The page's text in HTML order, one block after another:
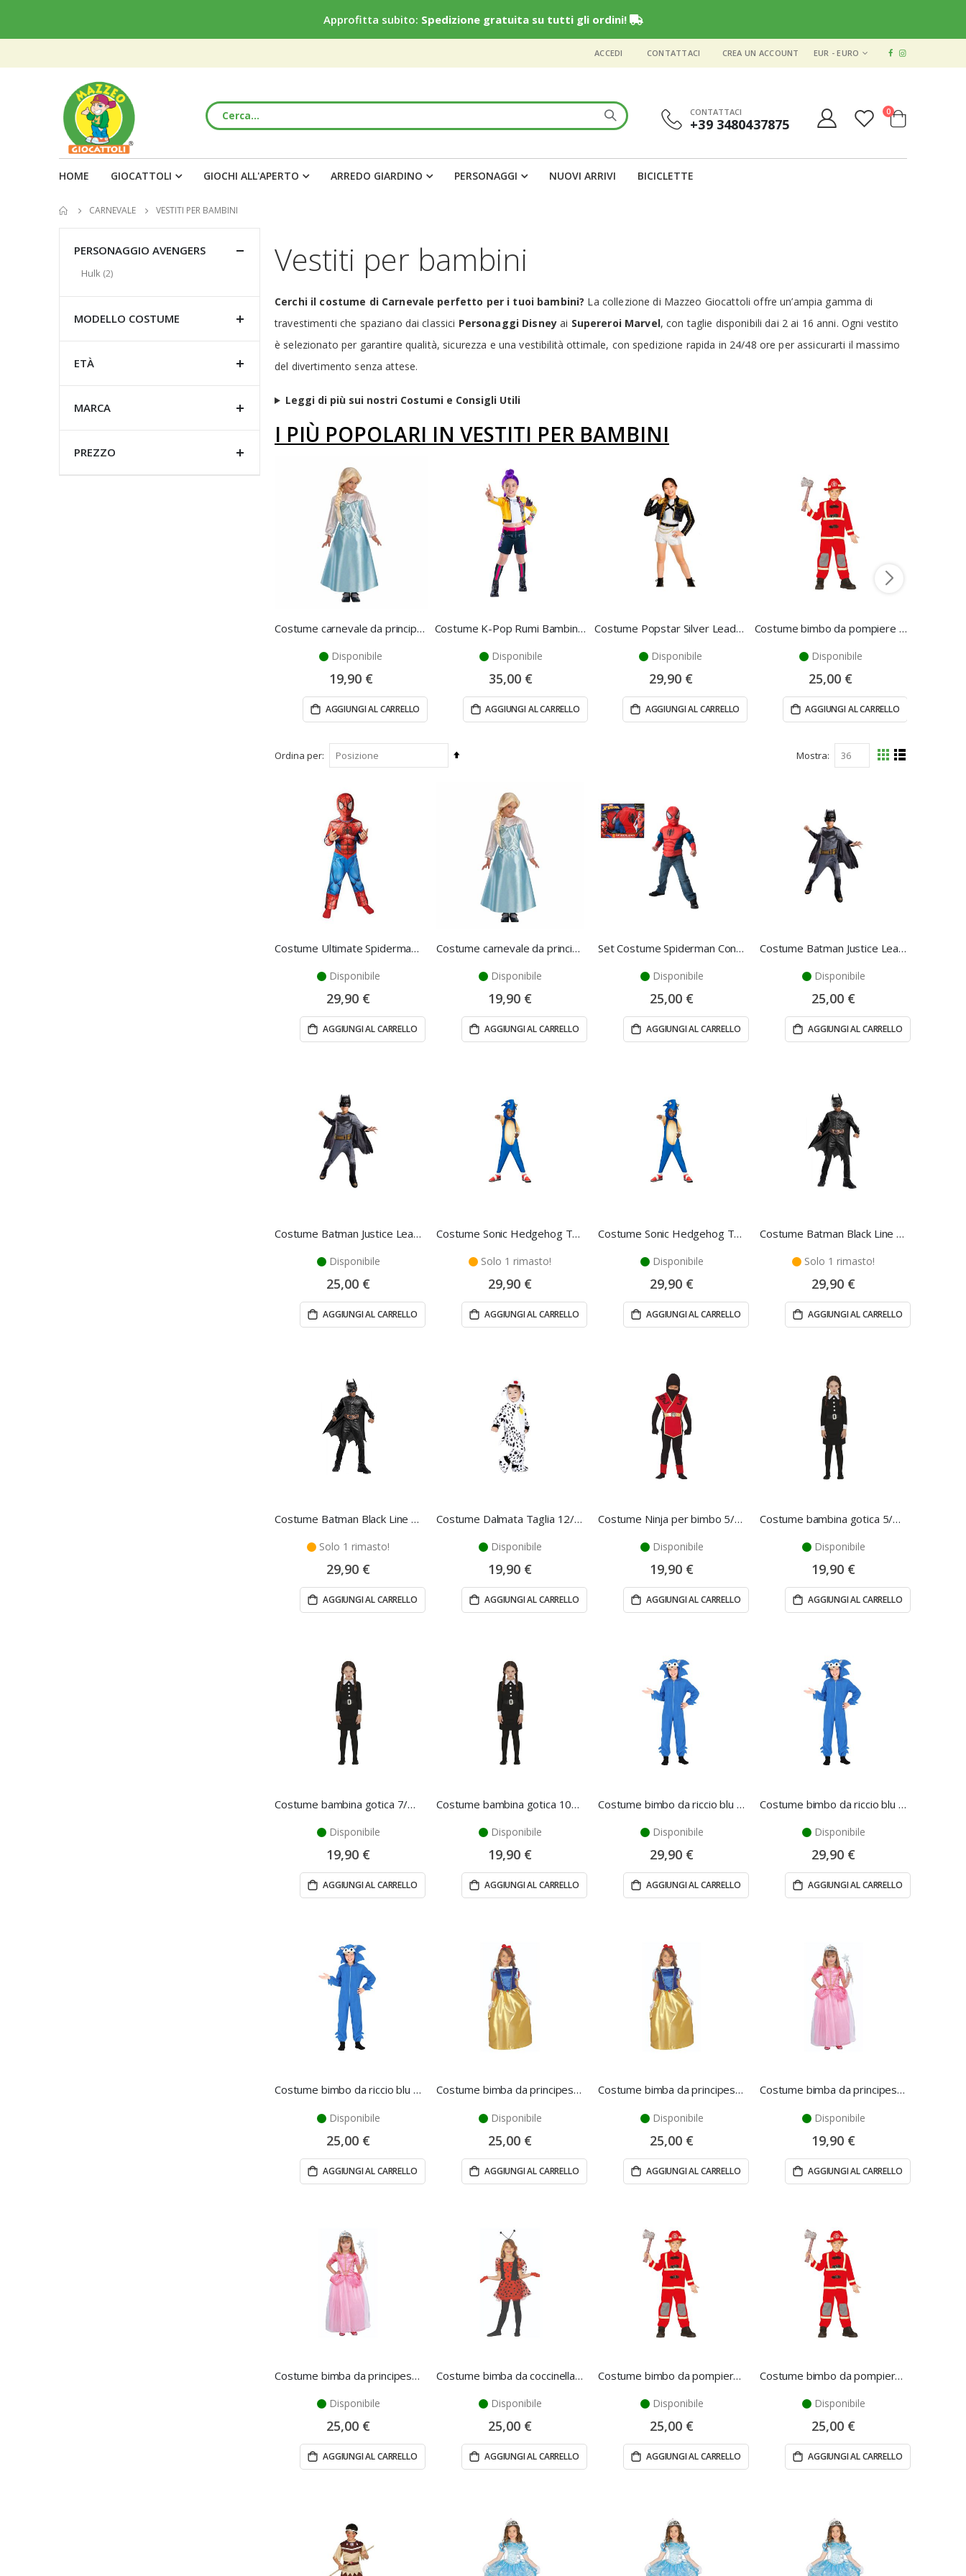
Approfitta subito: Spedizione gratuita su tutti gli ordini!
VALUTA
EUR - EURO
ACCEDI CONTATTACI CREA UN ACCOUNT
CONTATTACI
+39 3480437875 Cart
0elementi
HOME GIOCATTOLI GIOCHI ALL'APERTO ARREDO GIARDINO PERSONAGGI NUOVI ARRIVI BICICLETTE
CARNEVALE VESTITI PER BAMBINI
Vestiti per bambini
Cerchi il costume di Carnevale perfetto per i tuoi bambini? La collezione di Mazzeo Giocattoli offre un’ampia gamma di
travestimenti che spaziano dai classici Personaggi Disney ai Supereroi Marvel, con taglie disponibili dai 2 ai 16 anni. Ogni vestito
è selezionato per garantire qualità, sicurezza e una vestibilità ottimale, con spedizione rapida in 24/48 ore per assicurarti il massimo
del divertimento senza attese.
Leggi di più sui nostri Costumi e Consigli Utili
I PIÙ POPOLARI IN VESTITI PER BAMBINI
Costume carnevale da principessa, per bambina, taglia IV
Disponibile
19,90 €
AGGIUNGI AL CARRELLO
Costume K-Pop Rumi Bambina 7/8 anni - Rubies
Disponibile
35,00 €
AGGIUNGI AL CARRELLO
Costume Popstar Silver Leader Bambina 7/9 anni - Guirca
Disponibile
29,90 €
AGGIUNGI AL CARRELLO
Costume bimbo da pompiere 5/6 anni - Fiestas Guirca
Disponibile
25,00 €
AGGIUNGI AL CARRELLO
Ordina per
Imposta
decrescente
Mostra
Mostra
Griglia
Lista
Costume Ultimate Spiderman Taglia Medium
Disponibile
29,90 €
AGGIUNGI AL CARRELLO
Costume carnevale da principessa, per bambina, taglia IV
Disponibile
19,90 €
AGGIUNGI AL CARRELLO
Set Costume Spiderman Con Muscoli - Rubie's
Disponibile
25,00 €
AGGIUNGI AL CARRELLO
Costume Batman Justice League - M - Rubie's
Disponibile
25,00 €
AGGIUNGI AL CARRELLO
Costume Batman Justice League - S - Rubie's
Disponibile
25,00 €
AGGIUNGI AL CARRELLO
Costume Sonic Hedgehog Taglia S - Rubie's
Solo 1 rimasto!
29,90 €
AGGIUNGI AL CARRELLO
Costume Sonic Hedgehog Taglia XXS - Rubie's
Disponibile
29,90 €
AGGIUNGI AL CARRELLO
Costume Batman Black Line Taglia L - Rubie's
Solo 1 rimasto!
29,90 €
AGGIUNGI AL CARRELLO
Costume Batman Black Line Taglia M - Rubie's
Solo 1 rimasto!
29,90 €
AGGIUNGI AL CARRELLO
Costume Dalmata Taglia 12/18 Mesi - Rubie's
Disponibile
19,90 €
AGGIUNGI AL CARRELLO
Costume Ninja per bimbo 5/6 anni - Fiestas Guirca
Disponibile
19,90 €
AGGIUNGI AL CARRELLO
Costume bambina gotica 5/6 anni - Fiestas Guirca
Disponibile
19,90 €
AGGIUNGI AL CARRELLO
Costume bambina gotica 7/9 anni - Fiestas Guirca
Disponibile
19,90 €
AGGIUNGI AL CARRELLO
Costume bambina gotica 10/12 anni - Fiestas Guirca
Disponibile
19,90 €
AGGIUNGI AL CARRELLO
Costume bimbo da riccio blu 3/4 anni - Fiestas Guirca
Disponibile
29,90 €
AGGIUNGI AL CARRELLO
Costume bimbo da riccio blu 5/6 anni - Fiestas Guirca
Disponibile
29,90 €
AGGIUNGI AL CARRELLO
Costume bimbo da riccio blu 7/9 anni - Fiestas Guirca
Disponibile
25,00 €
AGGIUNGI AL CARRELLO
Costume bimba da principessa 5/6 anni - Fiestas Guirca
Disponibile
25,00 €
AGGIUNGI AL CARRELLO
Costume bimba da principessa 7/9 anni - Fiestas Guirca
Disponibile
25,00 €
AGGIUNGI AL CARRELLO
Costume bimba da principessa per ballo 5/6 anni - Fiestas Guirca
Disponibile
19,90 €
AGGIUNGI AL CARRELLO
Costume bimba da principessa per ballo 7/9 anni - Fiestas Guirca
Disponibile
25,00 €
AGGIUNGI AL CARRELLO
Costume bimba da coccinella 5/6 anni - Fiestas Guirca
Disponibile
25,00 €
AGGIUNGI AL CARRELLO
Costume bimbo da pompiere 3/4 anni - Fiestas Guirca
Disponibile
25,00 €
AGGIUNGI AL CARRELLO
Costume bimbo da pompiere 5/6 anni - Fiestas Guirca
Disponibile
25,00 €
AGGIUNGI AL CARRELLO
PERSONAGGIO AVENGERS
Hulk 2
elementi
MODELLO COSTUME
ETÀ
MARCA
PREZZO